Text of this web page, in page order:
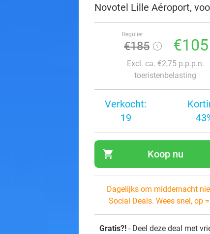
Novotel Lille Aéroport,
Regulier
€185 €105
Excl. ca. €2,75 p.p.p.n.
toeristenbelasting
Verkocht:
19
shopping_cart Koop nu
Dagelijks om middernacht
Social Deals. Wees snel, op
Gratis?! - Deel deze deal met